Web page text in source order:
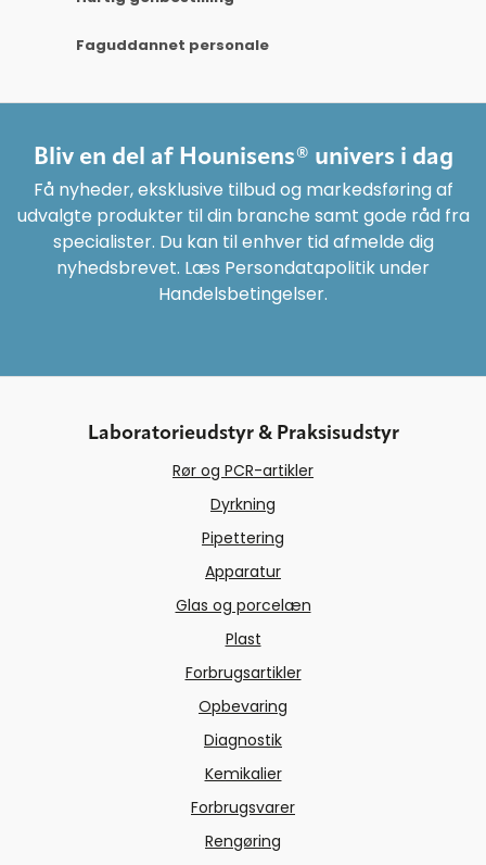
Faguddannet personale
Bliv en del af Hounisens® univers i dag
Få nyheder, eksklusive tilbud og markedsføring af
udvalgte produkter til din branche samt gode råd fra
specialister. Du kan til enhver tid afmelde dig
nyhedsbrevet. Læs Persondatapolitik under
Handelsbetingelser.
Laboratorieudstyr & Praksisudstyr
Rør og PCR-artikler
Dyrkning
Pipettering
Apparatur
Glas og porcelæn
Plast
Forbrugsartikler
Opbevaring
Diagnostik
Kemikalier
Forbrugsvarer
Rengøring